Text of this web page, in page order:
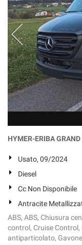
HYMER-ERIBA
Usato, 09/2024
Diesel
Cc Non Disponibile
Antracite
ABS, ABS, Chiusura
control, Cruise
antiparticolato,